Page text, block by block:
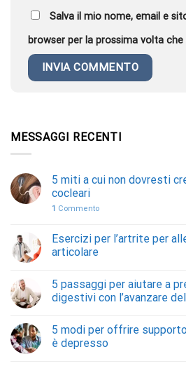
Salva il mio nome, email e
browser per la prossima volta
MESSAGGI RECENTI
5 miti a cui non dovresti
cocleari
1 Commento
Esercizi per l’artrite per
articolare
5 passaggi per aiutare a
digestivi con l’avanzare
5 modi per offrire
è depresso